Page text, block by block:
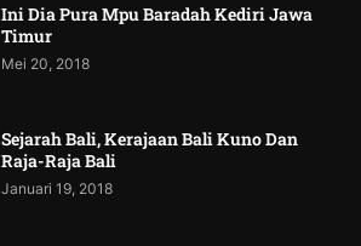
Ini Dia Pura Mpu Baradah Kediri Jawa
Timur
Mei 20, 2018
Sejarah Bali, Kerajaan Bali Kuno Dan
Raja-Raja Bali
Januari 19, 2018